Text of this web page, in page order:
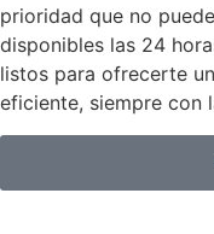
prioridad que no
disponibles las 24
listos para ofrecerte
eficiente, siempre con